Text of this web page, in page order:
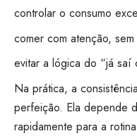
controlar o consumo
comer com atenção, sem
evitar a lógica do “já saí
Na prática, a
perfeição. Ela depende
rapidamente para a